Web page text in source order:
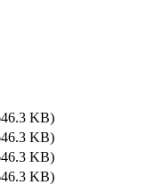
KB)
KB)
KB)
KB)